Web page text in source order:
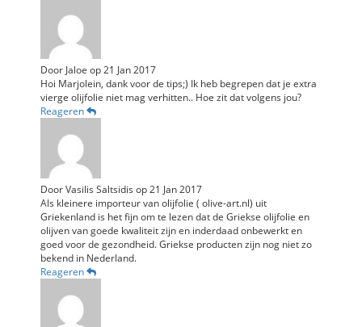
DoorJaloe op21 Jan 2017
Hoi Marjolein, dank voor de tips;) Ik heb begrepen dat je extra
vierge olijfolie niet mag verhitten.. Hoe zit dat volgens jou?
Reageren
DoorVasilis Saltsidis op21 Jan 2017
Als kleinere importeur van olijfolie ( olive-art.nl) uit
Griekenland is het fijn om te lezen dat de Griekse olijfolie en
olijven van goede kwaliteit zijn en inderdaad onbewerkt en
goed voor de gezondheid. Griekse producten zijn nog niet zo
bekend in Nederland.
Reageren